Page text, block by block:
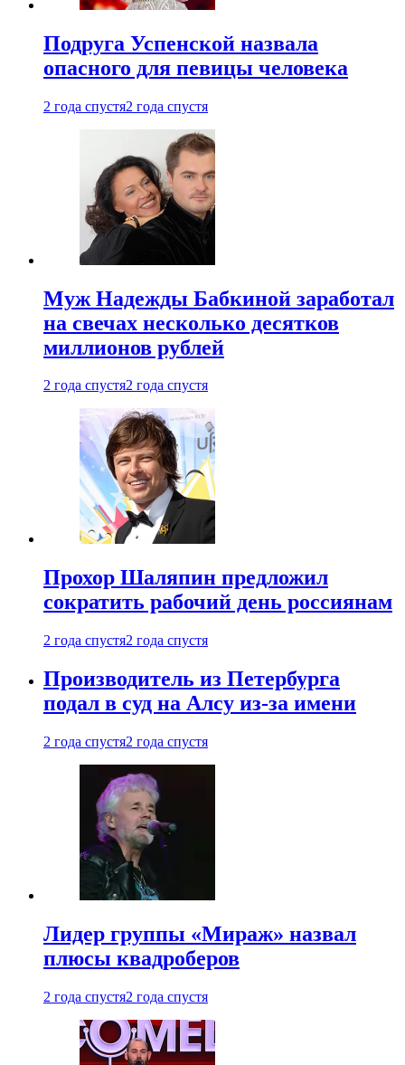
Подруга Успенской назвала
опасного для певицы человека
2 года спустя2 года спустя
Муж Надежды Бабкиной заработал
на свечах несколько десятков
миллионов рублей
2 года спустя2 года спустя
Прохор Шаляпин предложил
сократить рабочий день россиянам
2 года спустя2 года спустя
Производитель из Петербурга
подал в суд на Алсу из-за имени
2 года спустя2 года спустя
Лидер группы «Мираж» назвал
плюсы квадроберов
2 года спустя2 года спустя